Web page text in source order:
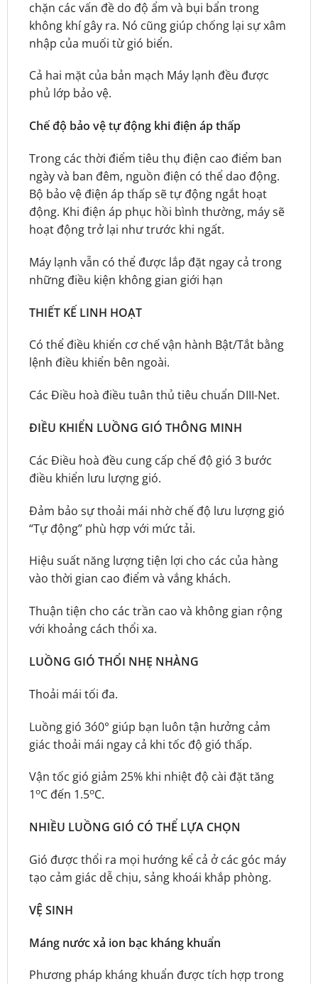
chặn các vấn đề do độ ẩm và bụi bẩn trong
không khí gây ra. Nó cũng giúp chống lại sự xâm
nhập của muối từ gió biển.
Cả hai mặt của bản mạch Máy lạnh đều được
phủ lớp bảo vệ.
Chế độ bảo vệ tự động khi điện áp thấp
Trong các thời điểm tiêu thụ điện cao điểm ban
ngày và ban đêm, nguồn điện có thể dao động.
Bộ bảo vệ điện áp thấp sẽ tự động ngắt hoạt
động. Khi điện áp phục hồi bình thường, máy sẽ
hoạt động trở lại như trước khi ngất.
Máy lạnh vẫn có thể được lắp đặt ngay cả trong
những điều kiện không gian giới hạn
THIẾT KẾ LINH HOẠT
Có thể điều khiển cơ chế vận hành Bật/Tắt bằng
lệnh điều khiển bên ngoài.
Các Điều hoà điều tuân thủ tiêu chuẩn DIII-Net.
ĐIỀU KHIỂN LUỒNG GIÓ THÔNG MINH
Các Điều hoà đều cung cấp chế độ gió 3 bước
điều khiển lưu lượng gió.
Đảm bảo sự thoải mái nhờ chế độ lưu lượng gió
“Tự động” phù hợp với mức tải.
Hiệu suất năng lượng tiện lợi cho các của hàng
vào thời gian cao điểm và vắng khách.
Thuận tiện cho các trần cao và không gian rộng
với khoảng cách thổi xa.
LUỒNG GIÓ THỔI NHẸ NHÀNG
Thoải mái tối đa.
Luồng gió 3ó0° giúp bạn luôn tận hưởng cảm
giác thoải mái ngay cả khi tốc độ gió thấp.
Vận tốc gió giảm 25% khi nhiệt độ cài đặt tăng
1oC đến 1.5oC.
NHIỀU LUỒNG GIÓ CÓ THỂ LỰA CHỌN
Gió được thổi ra mọi hướng kể cả ở các góc máy
tạo cảm giác dễ chịu, sảng khoái khắp phòng.
VỆ SINH
Máng nước xả ion bạc kháng khuẩn
Phương pháp kháng khuẩn được tích hợp trong